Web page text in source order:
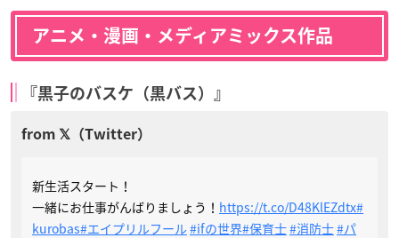
アニメ・漫画・メディアミックス作品
『黒子のバスケ（黒バス）』
新生活スタート！
一緒にお仕事がんばりましょう！ https://t.co/D48KlEZdtx#
kurobas#エイプリルフール#ifの世界#保育士#消防士#パ